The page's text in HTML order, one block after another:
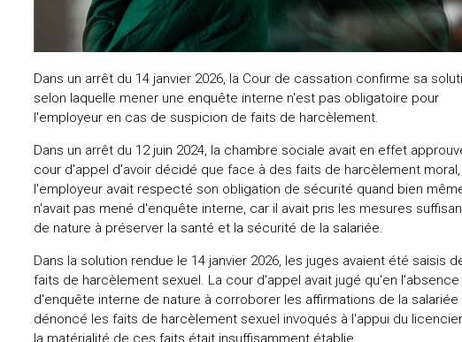
Dans un arrêt du 14 janvier 2026, la Cour de cassation confirme sa
selon laquelle mener une enquête interne n'est pas obligatoire pour
l'employeur en cas de suspicion de faits de harcèlement.
Dans un arrêt du 12 juin 2024, la chambre sociale avait en effet
cour d'appel d'avoir décidé que face à des faits de harcèlement moral,
l'employeur avait respecté son obligation de sécurité quand bien
n'avait pas mené d'enquête interne, car il avait pris les mesures
de nature à préserver la santé et la sécurité de la salariée.
Dans la solution rendue le 14 janvier 2026, les juges avaient été saisis
faits de harcèlement sexuel. La cour d'appel avait jugé qu'en l'absence
d'enquête interne de nature à corroborer les affirmations de la salariée
dénoncé les faits de harcèlement sexuel invoqués à l'appui du